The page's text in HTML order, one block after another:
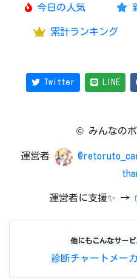
今日の人気
累計ランキング
Twitter LINE
© みんなの
運営者
運営者に支援✨ →
他にもこんなサー
診断チャートメー